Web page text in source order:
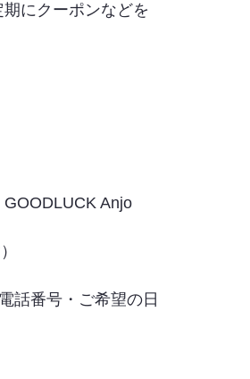
にクーポンなどを
Anjo
話番号・ご希望の日